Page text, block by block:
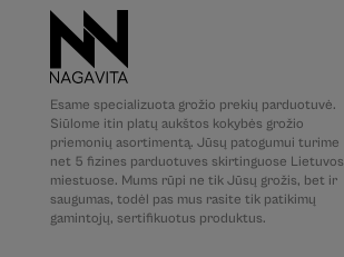
Esame specializuota grožio prekių parduotuvė.
Siūlome itin platų aukštos kokybės grožio
priemonių asortimentą. Jūsų patogumui turime
net 5 fizines parduotuves skirtinguose Lietuvos
miestuose. Mums rūpi ne tik Jūsų grožis, bet ir
saugumas, todėl pas mus rasite tik patikimų
gamintojų, sertifikuotus produktus.